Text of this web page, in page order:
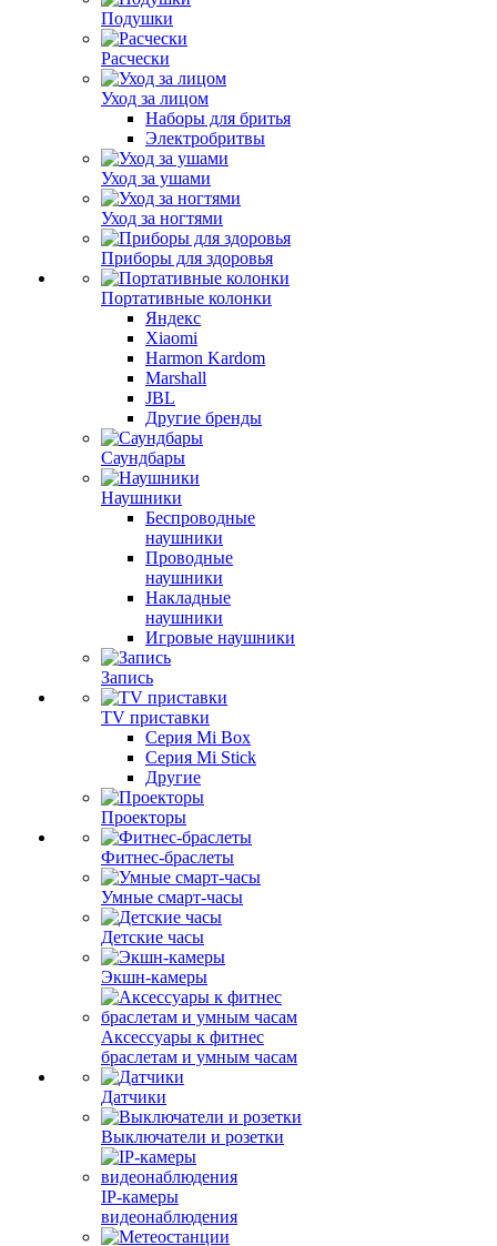
Подушки
Расчески
Уход за лицом
Наборы для бритья
Электробритвы
Уход за ушами
Уход за ногтями
Приборы для здоровья
Портативные колонки
Яндекс
Xiaomi
Harmon Kardom
Marshall
JBL
Другие бренды
Саундбары
Наушники
Беспроводные
наушники
Проводные
наушники
Накладные
наушники
Игровые наушники
Запись
TV приставки
Серия Mi Box
Серия Mi Stick
Другие
Проекторы
Фитнес-браслеты
Умные смарт-часы
Детские часы
Экшн-камеры
Аксессуары к фитнес
браслетам и умным часам
Датчики
Выключатели и розетки
IP-камеры
видеонаблюдения